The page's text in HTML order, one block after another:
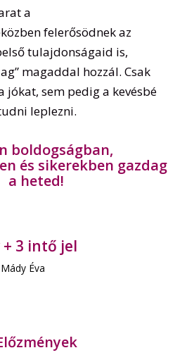
a
felerősödnek az
tulajdonságaid is,
magaddal hozzál. Csak
jókat, sem pedig a kevésbé
leplezni.
boldogságban,
és sikerekben gazdag
a heted!
+ 3 intő jel
Mády Éva